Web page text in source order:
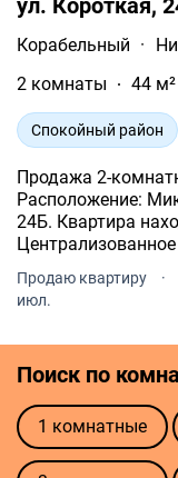
ул. Короткая,
Корабельный ·
2 комнаты
44 м²
Спокойный район
Продажа 2-
Расположение:
24Б. Квартира
счетчики:
квартире
Продаю квартиру ·
июл.
Поиск по
1 комнатные